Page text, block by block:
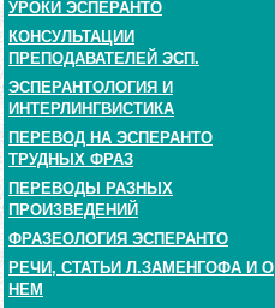
УРОКИ ЭСПЕРАНТО
КОНСУЛЬТАЦИИ
ПРЕПОДАВАТЕЛЕЙ ЭСП.
ЭСПЕРАНТОЛОГИЯ И
ИНТЕРЛИНГВИСТИКА
ПЕРЕВОД НА ЭСПЕРАНТО
ТРУДНЫХ ФРАЗ
ПЕРЕВОДЫ РАЗНЫХ
ПРОИЗВЕДЕНИЙ
ФРАЗЕОЛОГИЯ ЭСПЕРАНТО
РЕЧИ, СТАТЬИ Л.ЗАМЕНГОФА И О
НЕМ